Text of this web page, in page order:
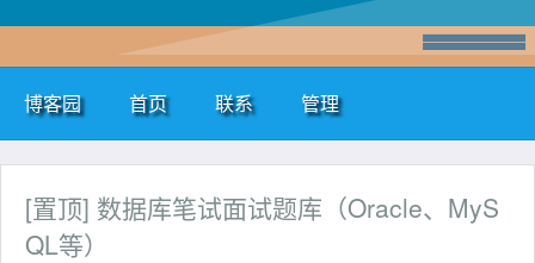
博客园 首页 联系 管理
[置顶] 数据库笔试面试题库（Oracle、MyS
QL等）